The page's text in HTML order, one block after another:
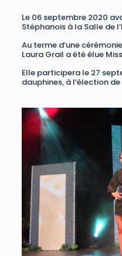
Le 06 septembre 2020
Stéphanois à la Salle de
Au terme d’une
Laura Grail a été élue
Elle participera le 27
dauphines, à l’élection de